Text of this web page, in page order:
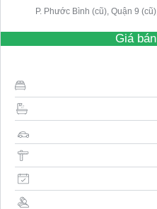
P. Phước Bình (cũ), Quận 9
Giá bán